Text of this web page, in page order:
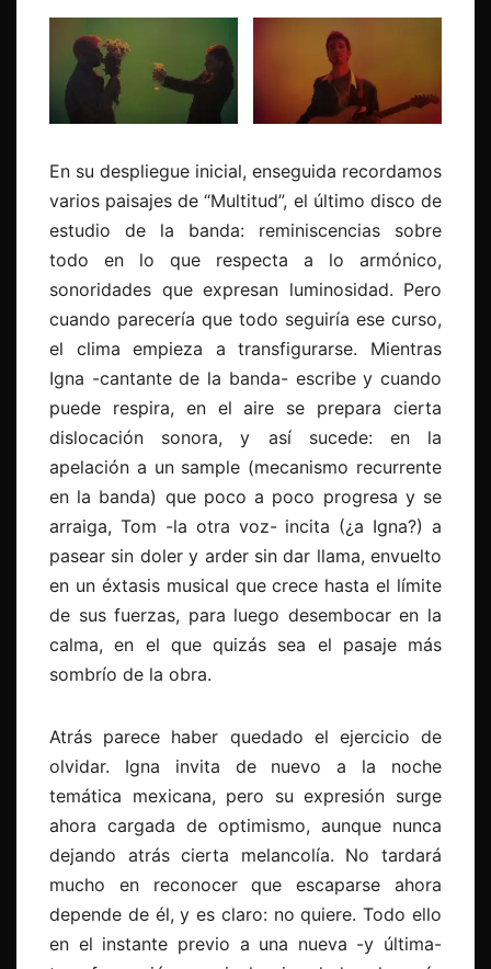
En su despliegue inicial, enseguida recordamos
varios paisajes de “Multitud”, el último disco de
estudio de la banda: reminiscencias sobre
todo en lo que respecta a lo armónico,
sonoridades que expresan luminosidad. Pero
cuando parecería que todo seguiría ese curso,
el clima empieza a transfigurarse. Mientras
Igna -cantante de la banda- escribe y cuando
puede respira, en el aire se prepara cierta
dislocación sonora, y así sucede: en la
apelación a un sample (mecanismo recurrente
en la banda) que poco a poco progresa y se
arraiga, Tom -la otra voz- incita (¿a Igna?) a
pasear sin doler y arder sin dar llama, envuelto
en un éxtasis musical que crece hasta el límite
de sus fuerzas, para luego desembocar en la
calma, en el que quizás sea el pasaje más
sombrío de la obra.
Atrás parece haber quedado el ejercicio de
olvidar. Igna invita de nuevo a la noche
temática mexicana, pero su expresión surge
ahora cargada de optimismo, aunque nunca
dejando atrás cierta melancolía. No tardará
mucho en reconocer que escaparse ahora
depende de él, y es claro: no quiere. Todo ello
en el instante previo a una nueva -y última-